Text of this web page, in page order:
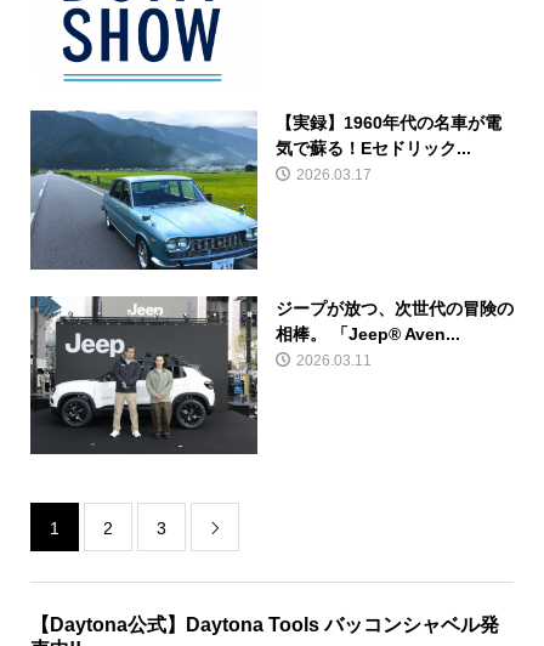
【実録】1960年代の名車が電
気で蘇る！Eセドリック...
2026.03.17
ジープが放つ、次世代の冒険の
相棒。 「Jeep® Aven...
2026.03.11
1 2 3 
【Daytona公式】Daytona Tools バッコンシャベル発